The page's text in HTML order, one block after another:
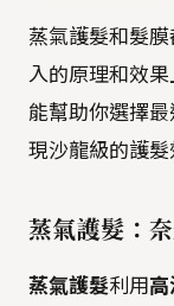
蒸氣護髮和髮
入的原理和效果
能幫助你選擇
現沙龍級的護髮
蒸氣護髮：
蒸氣護髮利用